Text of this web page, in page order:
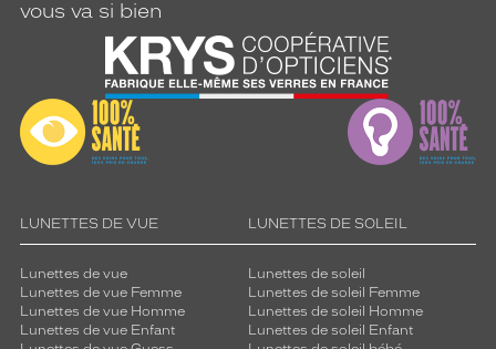
vous va si bien
LUNETTES DE VUE
Lunettes de vue
Lunettes de vue Femme
Lunettes de vue Homme
Lunettes de vue Enfant
LUNETTES DE SOLEIL
Lunettes de soleil
Lunettes de soleil Femme
Lunettes de soleil Homme
Lunettes de soleil Enfant